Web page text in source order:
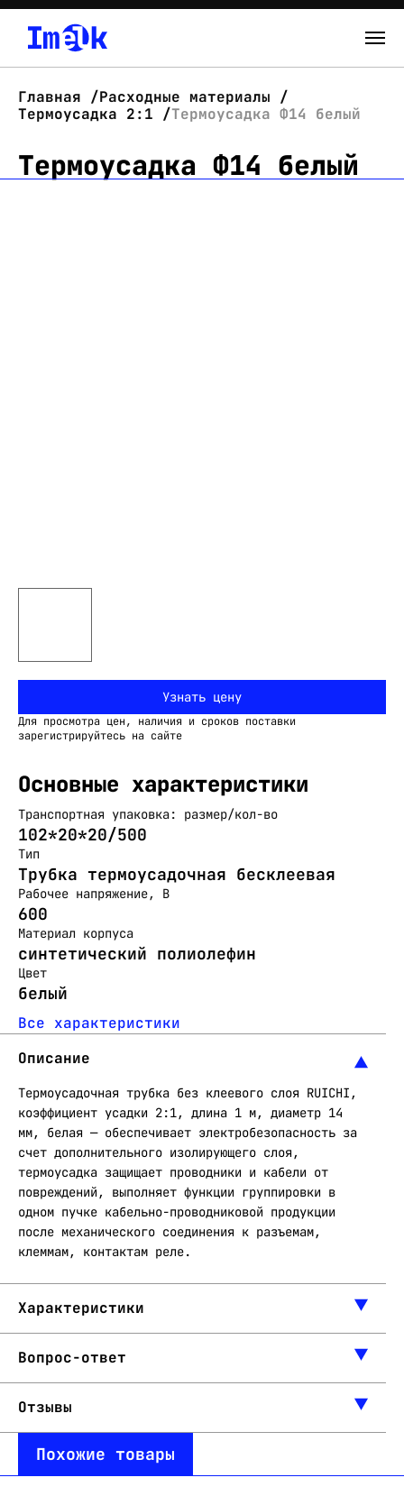
О нас
Новости
Главная
Расходные материалы
Термоусадка 2:1
Термоусадка Ф14 белый
Термоусадка Ф14 белый
Узнать цену
Для просмотра цен, наличия и сроков поставки
зарегистрируйтесь на сайте
Основные характеристики
Транспортная упаковка: размер/кол-во
102*20*20/500
Тип
Трубка термоусадочная бесклеевая
Рабочее напряжение, В
600
Материал корпуса
синтетический полиолефин
Цвет
белый
Все характеристики
Описание
Термоусадочная трубка без клеевого слоя RUICHI,
коэффициент усадки 2:1, длина 1 м, диаметр 14
мм, белая — обеспечивает электробезопасность за
счет дополнительного изолирующего слоя,
термоусадка защищает проводники и кабели от
повреждений, выполняет функции группировки в
одном пучке кабельно-проводниковой продукции
после механического соединения к разъемам,
клеммам, контактам реле.
Характеристики
Вопрос-ответ
Отзывы
Похожие товары